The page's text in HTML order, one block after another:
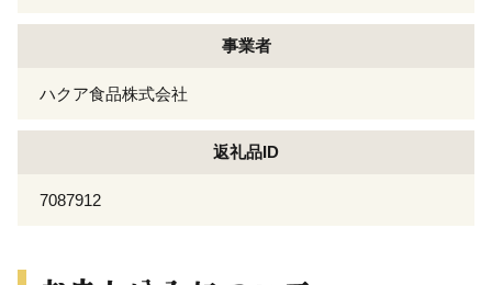
事業者
ハクア食品株式会社
返礼品ID
7087912